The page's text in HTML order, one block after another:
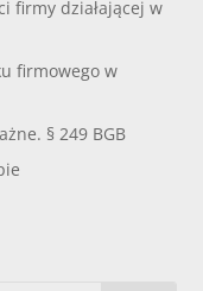
firmy działającej w
firmowego w
§ 249 BGB